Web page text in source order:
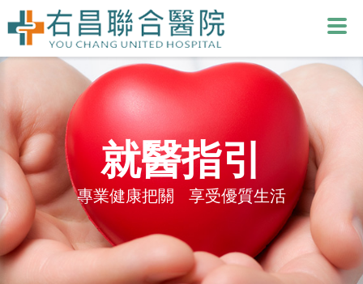
就醫指引
專業健康把關 享受優質生活